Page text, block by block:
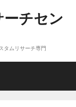
チセン
タムリサーチ専門